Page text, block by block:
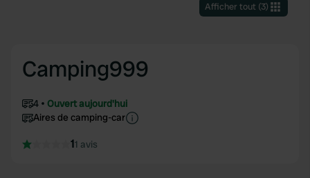
Afficher tout(3)
Camping999
4
Ouvert aujourd'hui
Aires de camping-car
11 avis